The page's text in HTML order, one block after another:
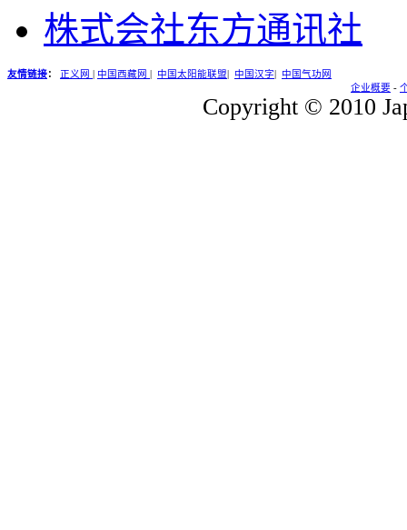
株式会社东方通讯社
友情链接： 正义网 中国西藏网 中国太阳能联盟 中国汉字
中国气功网
企业概要 -
Copyright © 2010